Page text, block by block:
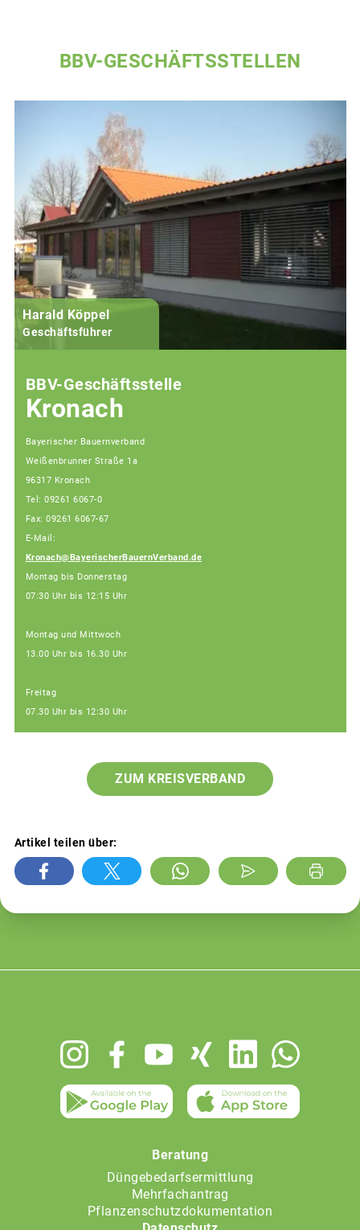
BBV-GESCHÄFTSSTELLEN
Harald Köppel
Geschäftsführer
BBV-Geschäftsstelle
Kronach
Bayerischer Bauernverband
Weißenbrunner Straße 1a
96317 Kronach
Tel: 09261 6067-0
Fax: 09261 6067-67
E-Mail:
Kronach@BayerischerBauernVerband.de
Montag bis Donnerstag
07:30 Uhr bis 12:15 Uhr
Montag und Mittwoch
13.00 Uhr bis 16.30 Uhr
Freitag
07.30 Uhr bis 12:30 Uhr
ZUM KREISVERBAND
Artikel teilen über:
Beratung
Düngebedarfsermittlung
Mehrfachantrag
Pflanzenschutzdokumentation